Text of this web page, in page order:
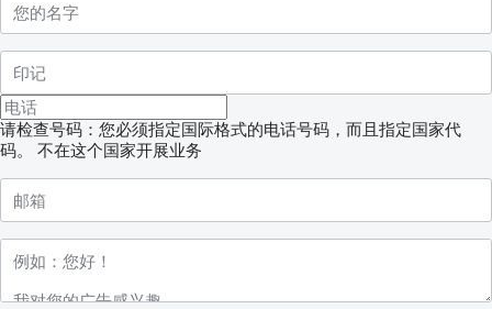
请检查号码：您必须指定国际格式的电话号码，而且指定国家代
码。
不在这个国家开展业务